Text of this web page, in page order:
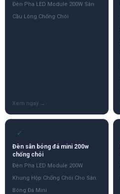
Đèn Pha LED Module 200W Sân
Cầu Lông Chống Chói
✓
Đèn sân bóng đá mini 200w
chống chói
Đèn Pha LED Module 200W
Khung Hộp Chống Chói Cho Sân
Bóng Đá Mini